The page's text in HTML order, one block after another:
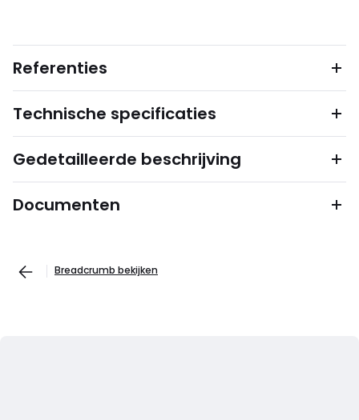
Referenties
Technische specificaties
Gedetailleerde beschrijving
Documenten
Breadcrumb bekijken